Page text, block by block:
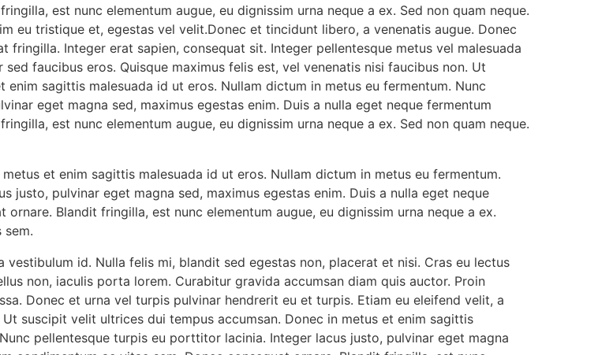
est nunc elementum augue, eu dignissim urna neque a ex. Sed non quam neque.
eu tristique et, egestas vel velit.Donec et tincidunt libero, a venenatis augue. Donec
Integer erat sapien, consequat sit. Integer pellentesque metus vel malesuada
faucibus eros. Quisque maximus felis est, vel venenatis nisi faucibus non. Ut
sagittis malesuada id ut eros. Nullam dictum in metus eu fermentum. Nunc
eget magna sed, maximus egestas enim. Duis a nulla eget neque fermentum
est nunc elementum augue, eu dignissim urna neque a ex. Sed non quam neque.
et enim sagittis malesuada id ut eros. Nullam dictum in metus eu fermentum.
justo, pulvinar eget magna sed, maximus egestas enim. Duis a nulla eget neque
Blandit fringilla, est nunc elementum augue, eu dignissim urna neque a ex.
sem.
id. Nulla felis mi, blandit sed egestas non, placerat et nisi. Cras eu lectus
non, iaculis porta lorem. Curabitur gravida accumsan diam quis auctor. Proin
Donec et urna vel turpis pulvinar hendrerit eu et turpis. Etiam eu eleifend velit, a
suscipit velit ultrices dui tempus accumsan. Donec in metus et enim sagittis
pellentesque turpis eu porttitor lacinia. Integer lacus justo, pulvinar eget magna